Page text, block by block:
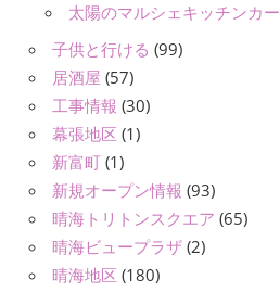
太陽のマルシェキッチンカー
子供と行ける (99)
居酒屋 (57)
工事情報 (30)
幕張地区 (1)
新富町 (1)
新規オープン情報 (93)
晴海トリトンスクエア (65)
晴海ビュープラザ (2)
晴海地区 (180)